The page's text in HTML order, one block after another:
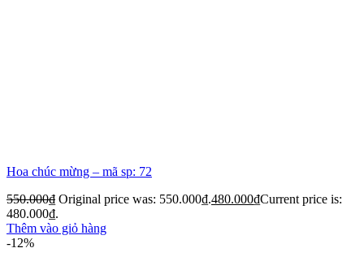
Hoa chúc mừng – mã sp: 72
550.000₫ Original price was: 550.000₫.480.000₫Current price is:
480.000₫.
Thêm vào giỏ hàng
-12%